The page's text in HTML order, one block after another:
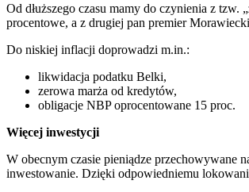
Od dłuższego czasu mamy do czynienia z
procentowe, a z drugiej pan premier
Do niskiej inflacji doprowadzi m.in.:
likwidacja podatku Belki,
zerowa marża od kredytów,
obligacje NBP oprocentowane 15 proc.
Więcej inwestycji
W obecnym czasie pieniądze przechowywane
inwestowanie. Dzięki odpowiedniemu